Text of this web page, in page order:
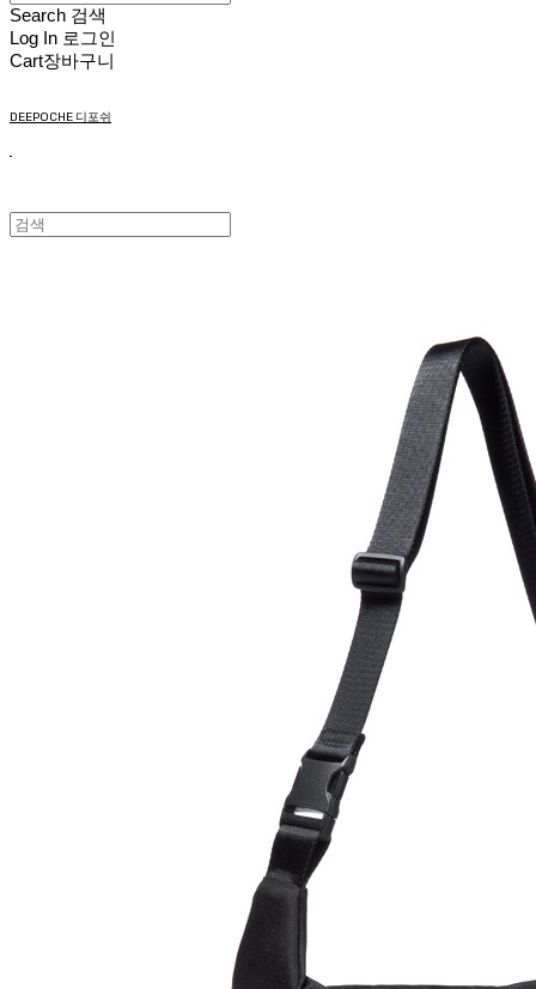
Search 검색
Log In 로그인
Cart장바구니
DEEPOCHE 디포쉬